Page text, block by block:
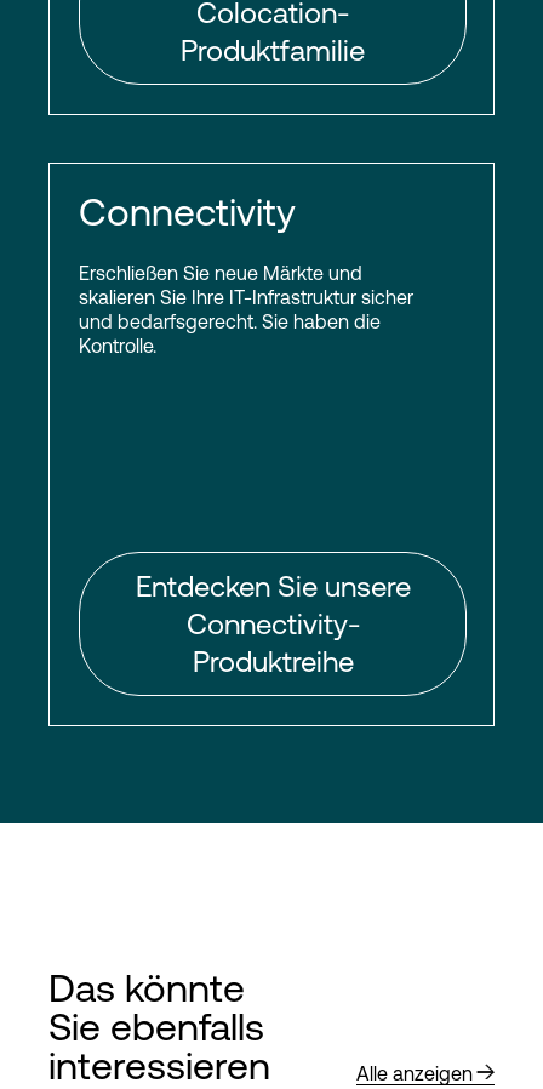
Colocation-
Produktfamilie
Connectivity
Erschließen Sie neue Märkte und
skalieren Sie Ihre IT-Infrastruktur sicher
und bedarfsgerecht. Sie haben die
Kontrolle.
Entdecken Sie unsere
Connectivity-
Produktreihe
Das könnte
Sie ebenfalls
interessieren
Alle anzeigen